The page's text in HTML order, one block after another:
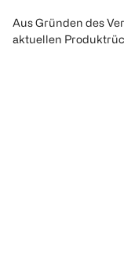
Aus Gründen des
aktuellen